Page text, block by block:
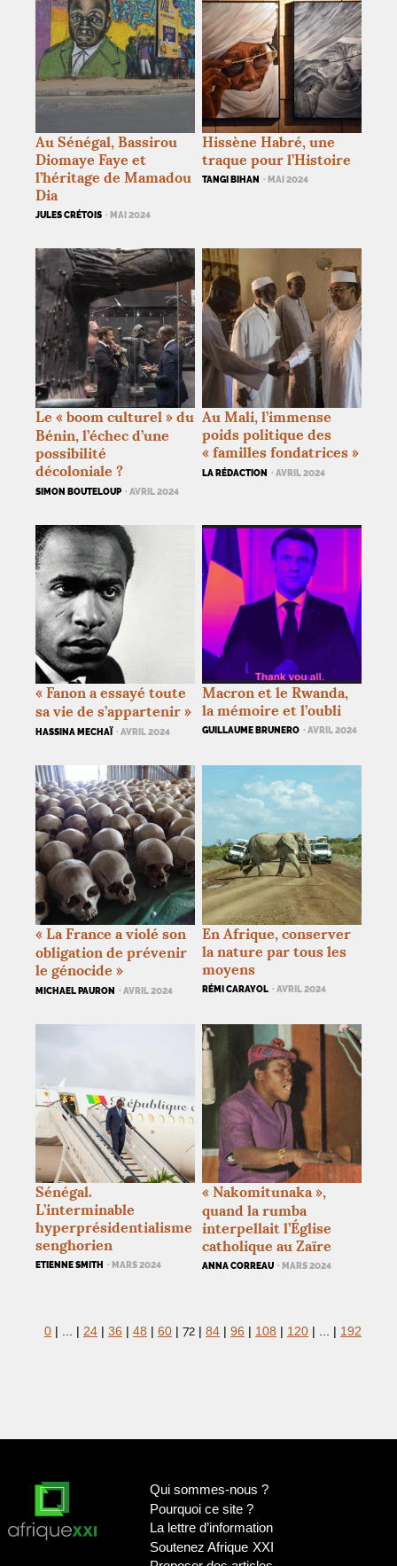
Au Sénégal, Bassirou
Diomaye Faye et
l’héritage de Mamadou
Dia
JULES CRÉTOIS · MAI 2024
Hissène Habré, une
traque pour l’Histoire
TANGI BIHAN · MAI 2024
Le « boom culturel » du
Bénin, l’échec d’une
possibilité
décoloniale ?
SIMON BOUTELOUP · AVRIL 2024
Au Mali, l’immense
poids politique des
« familles fondatrices »
LA RÉDACTION · AVRIL 2024
« Fanon a essayé toute
sa vie de s’appartenir »
HASSINA MECHAÏ · AVRIL 2024
Macron et le Rwanda,
la mémoire et l’oubli
GUILLAUME BRUNERO · AVRIL 2024
« La France a violé son
obligation de prévenir
le génocide »
MICHAEL PAURON · AVRIL 2024
En Afrique, conserver
la nature par tous les
moyens
RÉMI CARAYOL · AVRIL 2024
Sénégal.
L’interminable
hyperprésidentialisme
senghorien
ETIENNE SMITH · MARS 2024
« Nakomitunaka »,
quand la rumba
interpellait l’Église
catholique au Zaïre
ANNA CORREAU · MARS 2024
0 | | 24 | 36 | 48 | 60 | 72 | 84 | 96 | 108 | 120 | | 192
Qui sommes-nous ?
Pourquoi ce site ?
La lettre d’information
Soutenez Afrique XXI